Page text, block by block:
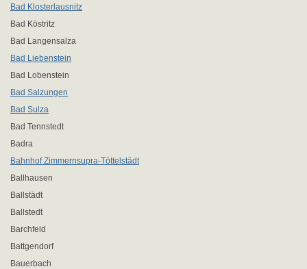
Bad Klosterlausnitz
Bad Köstritz
Bad Langensalza
Bad Liebenstein
Bad Lobenstein
Bad Salzungen
Bad Sulza
Bad Tennstedt
Badra
Bahnhof Zimmernsupra-Töttelstädt
Ballhausen
Ballstädt
Ballstedt
Barchfeld
Battgendorf
Bauerbach